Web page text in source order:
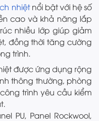
nhiệtnổi bật với hệ số
cao và khả năng lắp
nhiều lớp giúp giảm
đồng thời tăng cường
trình.
được ứng dụng rộng
thông thường, phòng
trình yêu cầu kiểm
PU, Panel Rockwool,